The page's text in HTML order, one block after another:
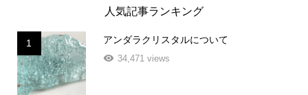
人気記事ランキング
1 アンダラクリスタルについて
34,471 views